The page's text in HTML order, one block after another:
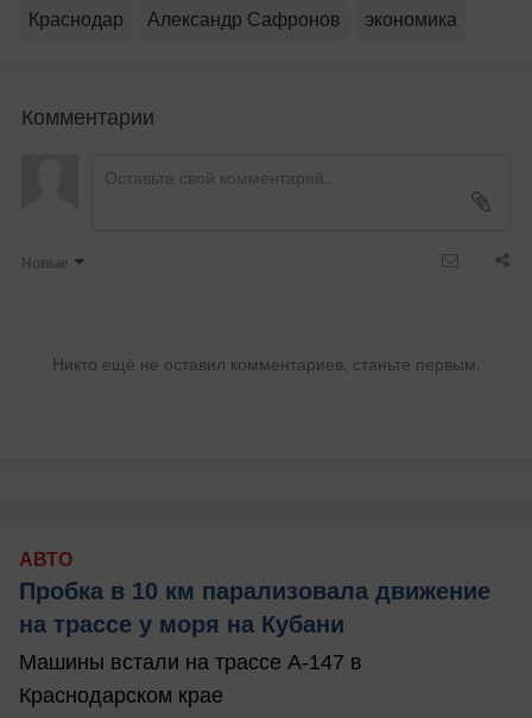
Краснодар Александр Сафронов экономика
Комментарии
Новые
Никто ещё не оставил комментариев, станьте первым.
АВТО
Пробка в 10 км парализовала движение
на трассе у моря на Кубани
Машины встали на трассе А-147 в
Краснодарском крае